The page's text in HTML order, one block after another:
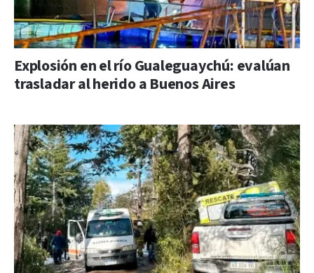
Explosión en el río Gualeguaychú: evalúan
trasladar al herido a Buenos Aires